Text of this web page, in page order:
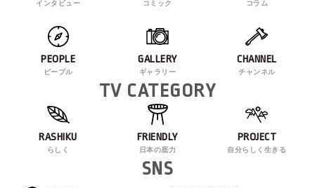
インタビュー コミック コラム
PEOPLE
ピープル
GALLERY
ギャラリー
CHANNEL
チャンネル
TV CATEGORY
RASHIKU
らしく
FRIENDLY
日本の底力
PROJECT
自分らしく生きる
SNS